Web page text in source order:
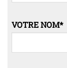
VOTRE NOM*